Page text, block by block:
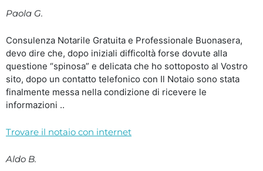
Paola G.
Consulenza Notarile Gratuita e Professionale Buonasera,
devo dire che, dopo iniziali difficoltà forse dovute alla
questione “spinosa” e delicata che ho sottoposto al Vostro
sito, dopo un contatto telefonico con Il Notaio sono stata
finalmente messa nella condizione di ricevere le
informazioni ..
Trovare il notaio con internet
Aldo B.